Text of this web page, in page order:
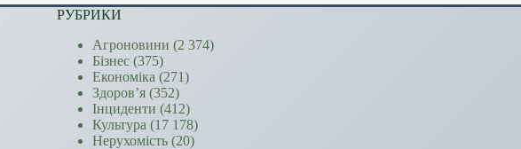
РУБРИКИ
Агроновини (2 374)
Бізнес (375)
Економіка (271)
Здоров’я (352)
Інциденти (412)
Культура (17 178)
Нерухомість (20)